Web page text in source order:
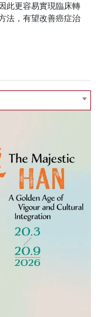
此更容易實現臨床轉
法，有望改善癌症治